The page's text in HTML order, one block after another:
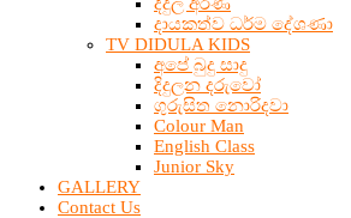
දායකත්ව ධර්ම දේශණා
TV DIDULA KIDS
අපේ බුදු සාදු
දිදුලන දරුවෝ
ගුරුසිත නොරිදවා
Colour Man
English Class
Junior Sky
GALLERY
Contact Us